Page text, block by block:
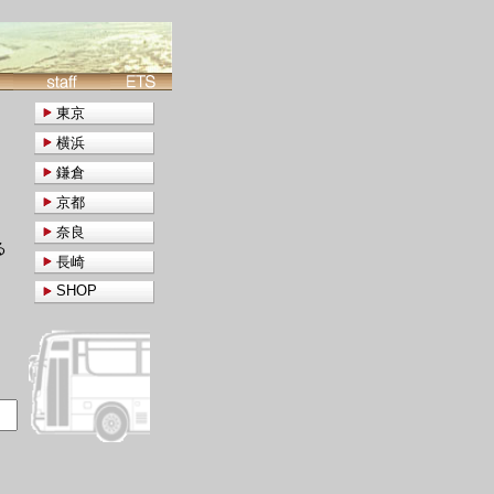
東京
横浜
鎌倉
京都
奈良
長崎
SHOP